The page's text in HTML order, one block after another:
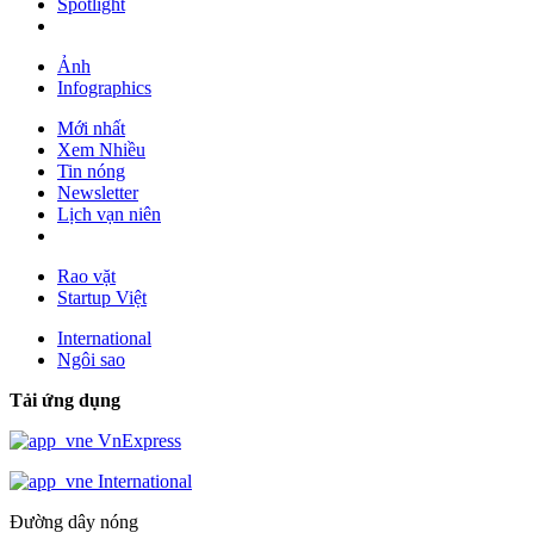
Ảnh
Infographics
Mới nhất
Xem Nhiều
Tin nóng
Newsletter
Lịch vạn niên
Rao vặt
Startup Việt
International
Ngôi sao
Tải ứng dụng
VnExpress
International
Đường dây nóng